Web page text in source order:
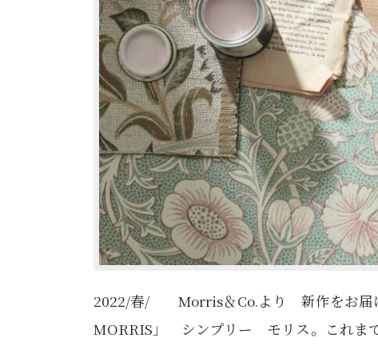
2022/春/ Morris＆Co.より 新作をお届け
MORRIS」 シンプリー モリス。これま